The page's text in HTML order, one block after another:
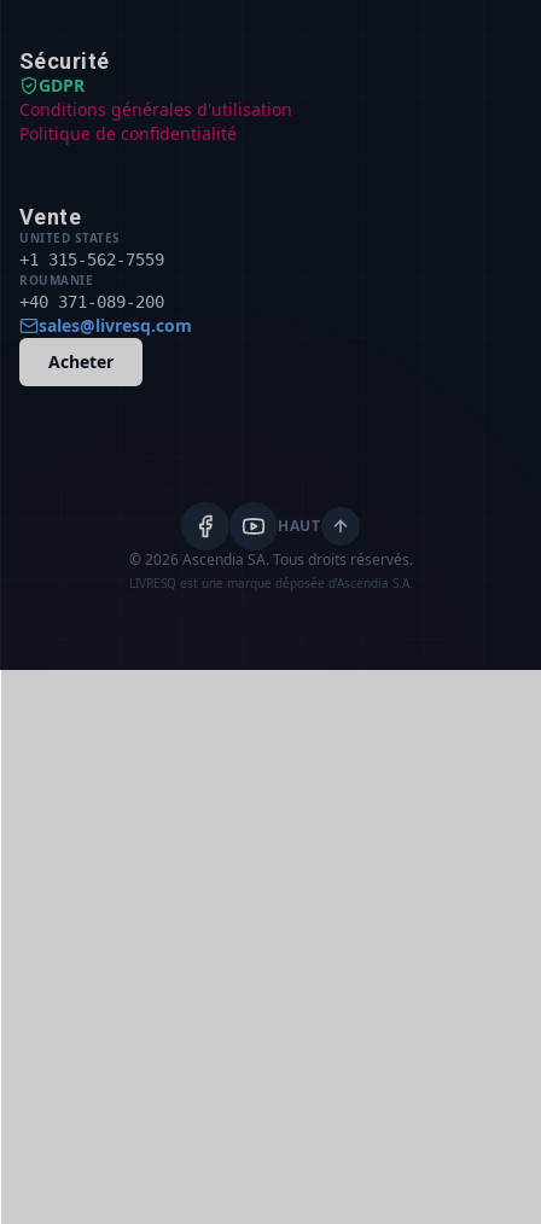
Sécurité
GDPR
Conditions générales d'utilisation
Politique de confidentialité
Vente
UNITED STATES
+1 315-562-7559
ROUMANIE
+40 371-089-200
sales@livresq.com
Acheter
HAUT
© 2026 Ascendia SA. Tous droits réservés.
LIVRESQ est une marque déposée d’Ascendia S.A.